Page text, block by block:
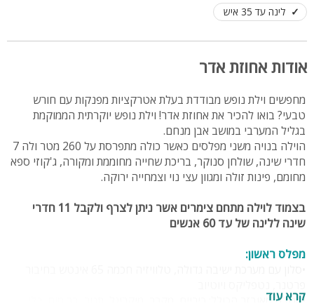
לינה עד 35 איש
אודות אחוזת אדר
מחפשים וילת נופש מבודדת בעלת אטרקציות מפנקות עם חורש
טבעי? בואו להכיר את אחוזת אדר! וילת נופש יוקרתית הממוקמת
בגליל המערבי במושב אבן מנחם.
הוילה בנויה משני מפלסים כאשר כולה מתפרסת על 260 מטר ולה 7
חדרי שינה, שולחן סנוקר, בריכת שחייה מחוממת ומקורה, ג'קוזי ספא
מחומם, פינות זולה ומגוון עצי נוי וצמחייה ירוקה.
בצמוד לוילה מתחם צימרים אשר ניתן לצרף ולקבל 11 חדרי
שינה ללינה של עד 60 אנשים
מפלס ראשון:
•מטבח מאובזר הכולל: כיריים, מקרר, מיקרוגל, תנור, בר מים, כלי
קרא עוד